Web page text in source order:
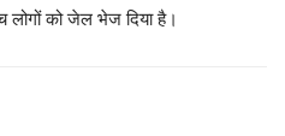
लोगों को जेल भेज दिया है।